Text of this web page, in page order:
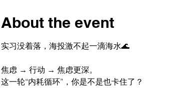
About the event
实习没着落，海投激不起一滴海水🌊
焦虑 → 行动 → 焦虑更深。
这一轮“内耗循环”，你是不是也卡住了？